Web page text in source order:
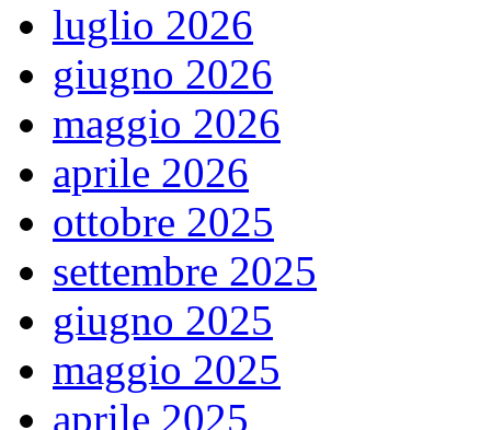
luglio 2026
giugno 2026
maggio 2026
aprile 2026
ottobre 2025
settembre 2025
giugno 2025
maggio 2025
aprile 2025